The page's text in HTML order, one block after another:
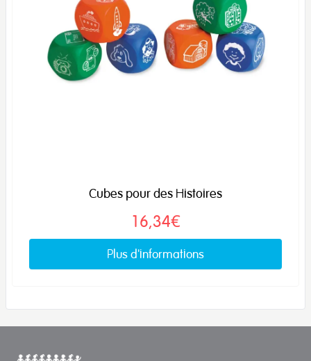
Cubes pour des Histoires
16,34€
Plus d'informations